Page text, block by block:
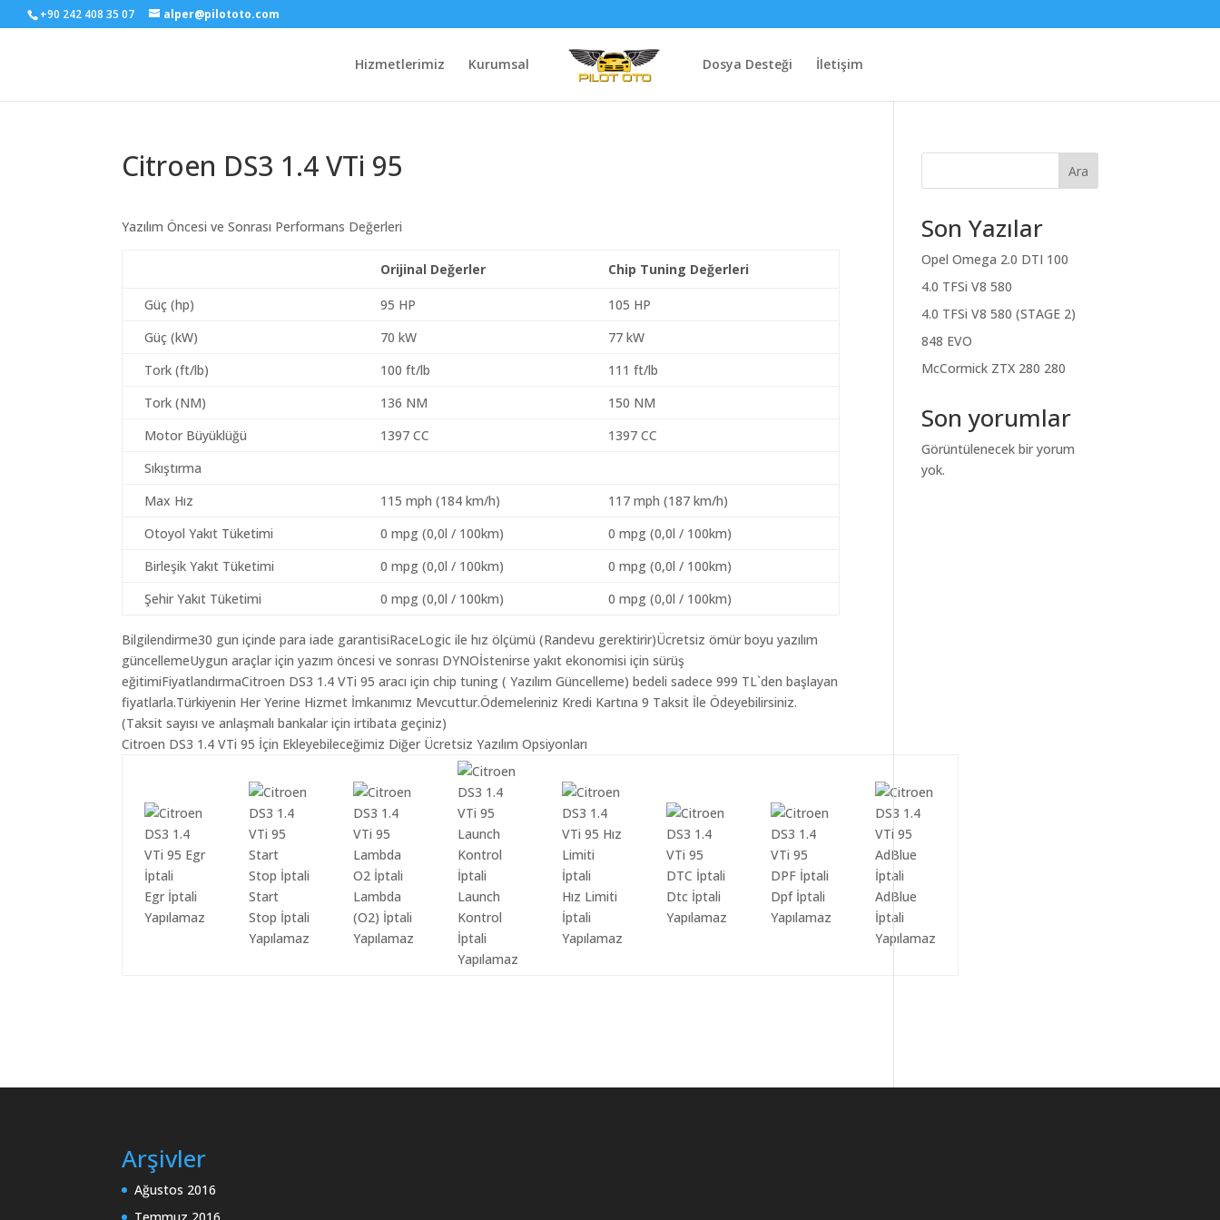
+90 242 408 35 07 alper@pilototo.com
Hizmetlerimiz Kurumsal Dosya Desteği İletişim
Citroen DS3 1.4 VTi 95
Yazılım Öncesi ve Sonrası Performans Değerleri
Orijinal Değerler Chip Tuning Değerleri
Güç (hp) 95 HP
105 HP
Güç (kW)
70 kW
77 kW
Tork (ft/lb)
100 ft/lb
111 ft/lb
Tork (NM)
136 NM
150 NM
Motor Büyüklüğü
1397 CC
1397 CC
Sıkıştırma
Max Hız
115 mph (184 km/h)
117 mph (187 km/h)
Otoyol Yakıt Tüketimi
0 mpg (0,0l / 100km)
0 mpg (0,0l / 100km)
Birleşik Yakıt Tüketimi
0 mpg (0,0l / 100km)
0 mpg (0,0l / 100km)
Şehir Yakıt Tüketimi
0 mpg (0,0l / 100km) 0 mpg (0,0l / 100km)
Bilgilendirme30 gun içinde para iade garantisiRaceLogic ile hız ölçümü (Randevu gerektirir)Ücretsiz ömür boyu yazılım
güncellemeUygun araçlar için yazım öncesi ve sonrası DYNOİstenirse yakıt ekonomisi için sürüş
eğitimiFiyatlandırmaCitroen DS3 1.4 VTi 95 aracı için chip tuning ( Yazılım Güncelleme) bedeli sadece 999 TL`den başlayan
fiyatlarla.Türkiyenin Her Yerine Hizmet İmkanımız Mevcuttur.Ödemeleriniz Kredi Kartına 9 Taksit İle Ödeyebilirsiniz.
(Taksit sayısı ve anlaşmalı bankalar için irtibata geçiniz)
Citroen DS3 1.4 VTi 95 İçin Ekleyebileceğimiz Diğer Ücretsiz Yazılım Opsiyonları
Egr İptali
Yapılamaz
Start
Stop İptali
Yapılamaz
Lambda
(O2) İptali
Yapılamaz
Launch
Kontrol
İptali
Yapılamaz
Hız Limiti
İptali
Yapılamaz
Dtc İptali
Yapılamaz
Dpf İptali
Yapılamaz
AdBlue
İptali
Yapılamaz
Ara
Son Yazılar
Opel Omega 2.0 DTI 100
4.0 TFSi V8 580
4.0 TFSi V8 580 (STAGE 2)
848 EVO
McCormick ZTX 280 280
Son yorumlar
Görüntülenecek bir yorum
yok.
Arşivler
Ağustos 2016
Temmuz 2016